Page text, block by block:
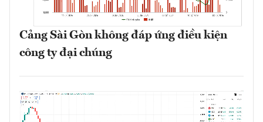
Cảng Sài Gòn không đáp ứng điều kiện
công ty đại chúng